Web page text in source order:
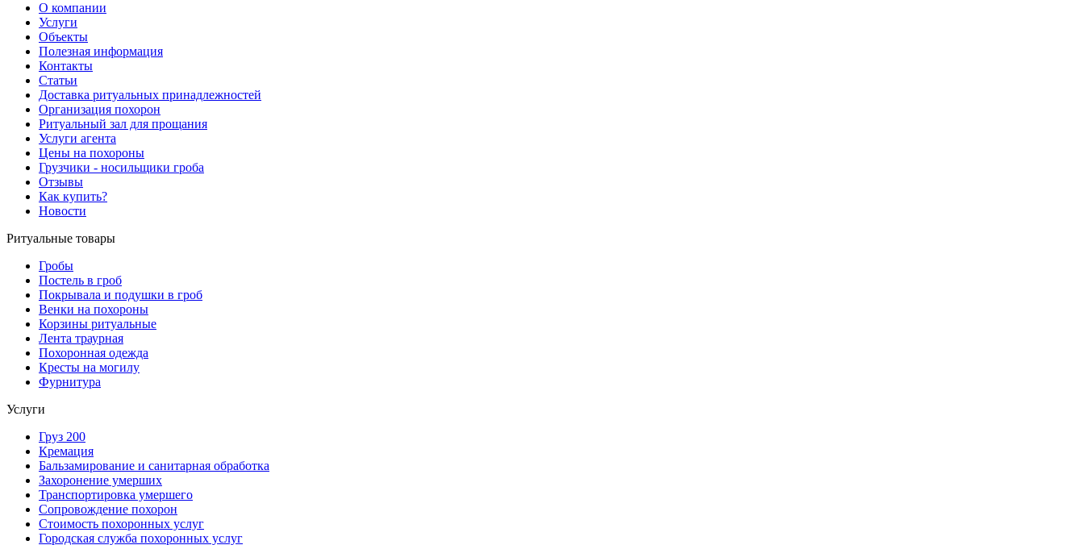
О компании
Услуги
Объекты
Полезная информация
Контакты
Статьи
Доставка ритуальных принадлежностей
Организация похорон
Ритуальный зал для прощания
Услуги агента
Цены на похороны
Грузчики - носильщики гроба
Отзывы
Как купить?
Новости
Ритуальные товары
Гробы
Постель в гроб
Покрывала и подушки в гроб
Венки на похороны
Корзины ритуальные
Лента траурная
Похоронная одежда
Кресты на могилу
Фурнитура
Услуги
Груз 200
Кремация
Бальзамирование и санитарная обработка
Захоронение умерших
Транспортировка умершего
Сопровождение похорон
Стоимость похоронных услуг
Городская служба похоронных услуг